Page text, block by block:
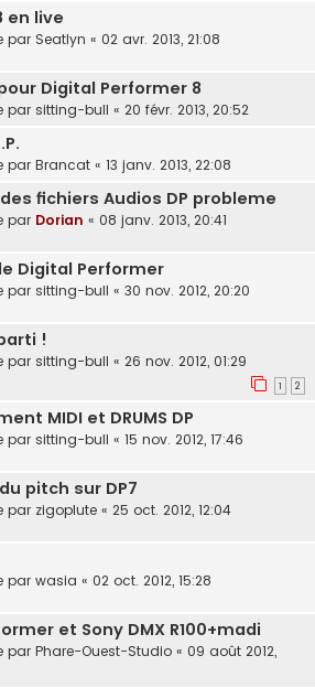
en live
par Seatlyn « 02 avr. 2013, 21:08
Digital Performer 8
par sitting-bull « 20 févr. 2013, 20:52
par Brancat « 13 janv. 2013, 22:08
fichiers Audios DP probleme
par Dorian « 08 janv. 2013, 20:41
Digital Performer
par sitting-bull « 30 nov. 2012, 20:20
!
par sitting-bull « 26 nov. 2012, 01:29
1 2
MIDI et DRUMS DP
par sitting-bull « 15 nov. 2012, 17:46
pitch sur DP7
par zigoplute « 25 oct. 2012, 12:04
par wasia « 02 oct. 2012, 15:28
et Sony DMX R100+madi
par Phare-Ouest-Studio « 09 août 2012,